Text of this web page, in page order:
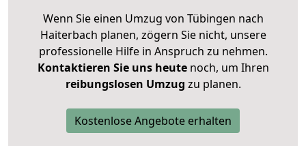
Wenn Sie einen Umzug von Tübingen nach
Haiterbach planen, zögern Sie nicht, unsere
professionelle Hilfe in Anspruch zu nehmen.
Kontaktieren Sie uns heutenoch, um Ihren
reibungslosen Umzug zu planen.
Kostenlose Angebote erhalten